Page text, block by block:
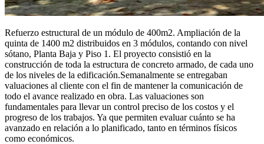
Refuerzo estructural de un módulo de 400m2. Ampliación de la
quinta de 1400 m2 distribuidos en 3 módulos, contando con nivel
sótano, Planta Baja y Piso 1. El proyecto consistió en la
construcción de toda la estructura de concreto armado, de cada uno
de los niveles de la edificación.Semanalmente se entregaban
valuaciones al cliente con el fin de mantener la comunicación de
todo el avance realizado en obra. Las valuaciones son
fundamentales para llevar un control preciso de los costos y el
progreso de los trabajos. Ya que permiten evaluar cuánto se ha
avanzado en relación a lo planificado, tanto en términos físicos
como económicos.